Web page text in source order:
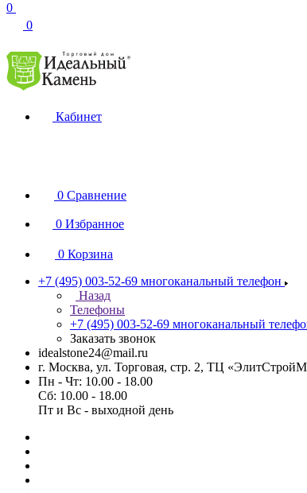
0
0
Кабинет
0 Сравнение
0 Избранное
0 Корзина
+7 (495) 003-52-69 многоканальный телефон
Назад
Телефоны
+7 (495) 003-52-69 многоканальный
Заказать звонок
idealstone24@mail.ru
г. Москва, ул. Торговая, стр. 2, ТЦ
Пн - Чт: 10.00 - 18.00
Сб: 10.00 - 18.00
Пт и Вс - выходной день